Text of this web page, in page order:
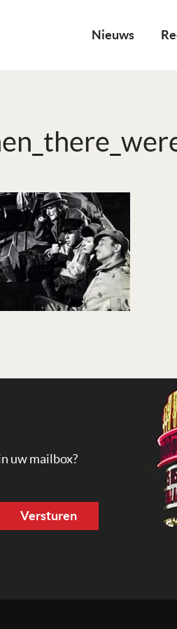
Nieuws
uw mailbox?